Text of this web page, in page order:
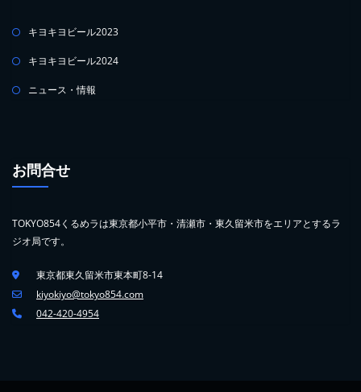
キヨキヨビール2023
キヨキヨビール2024
ニュース・情報
お問合せ
TOKYO854くるめラは東京都小平市・清瀬市・東久留米市をエリアとするラ
ジオ局です。
東京都東久留米市東本町8-14
kiyokiyo@tokyo854.com
042-420-4954